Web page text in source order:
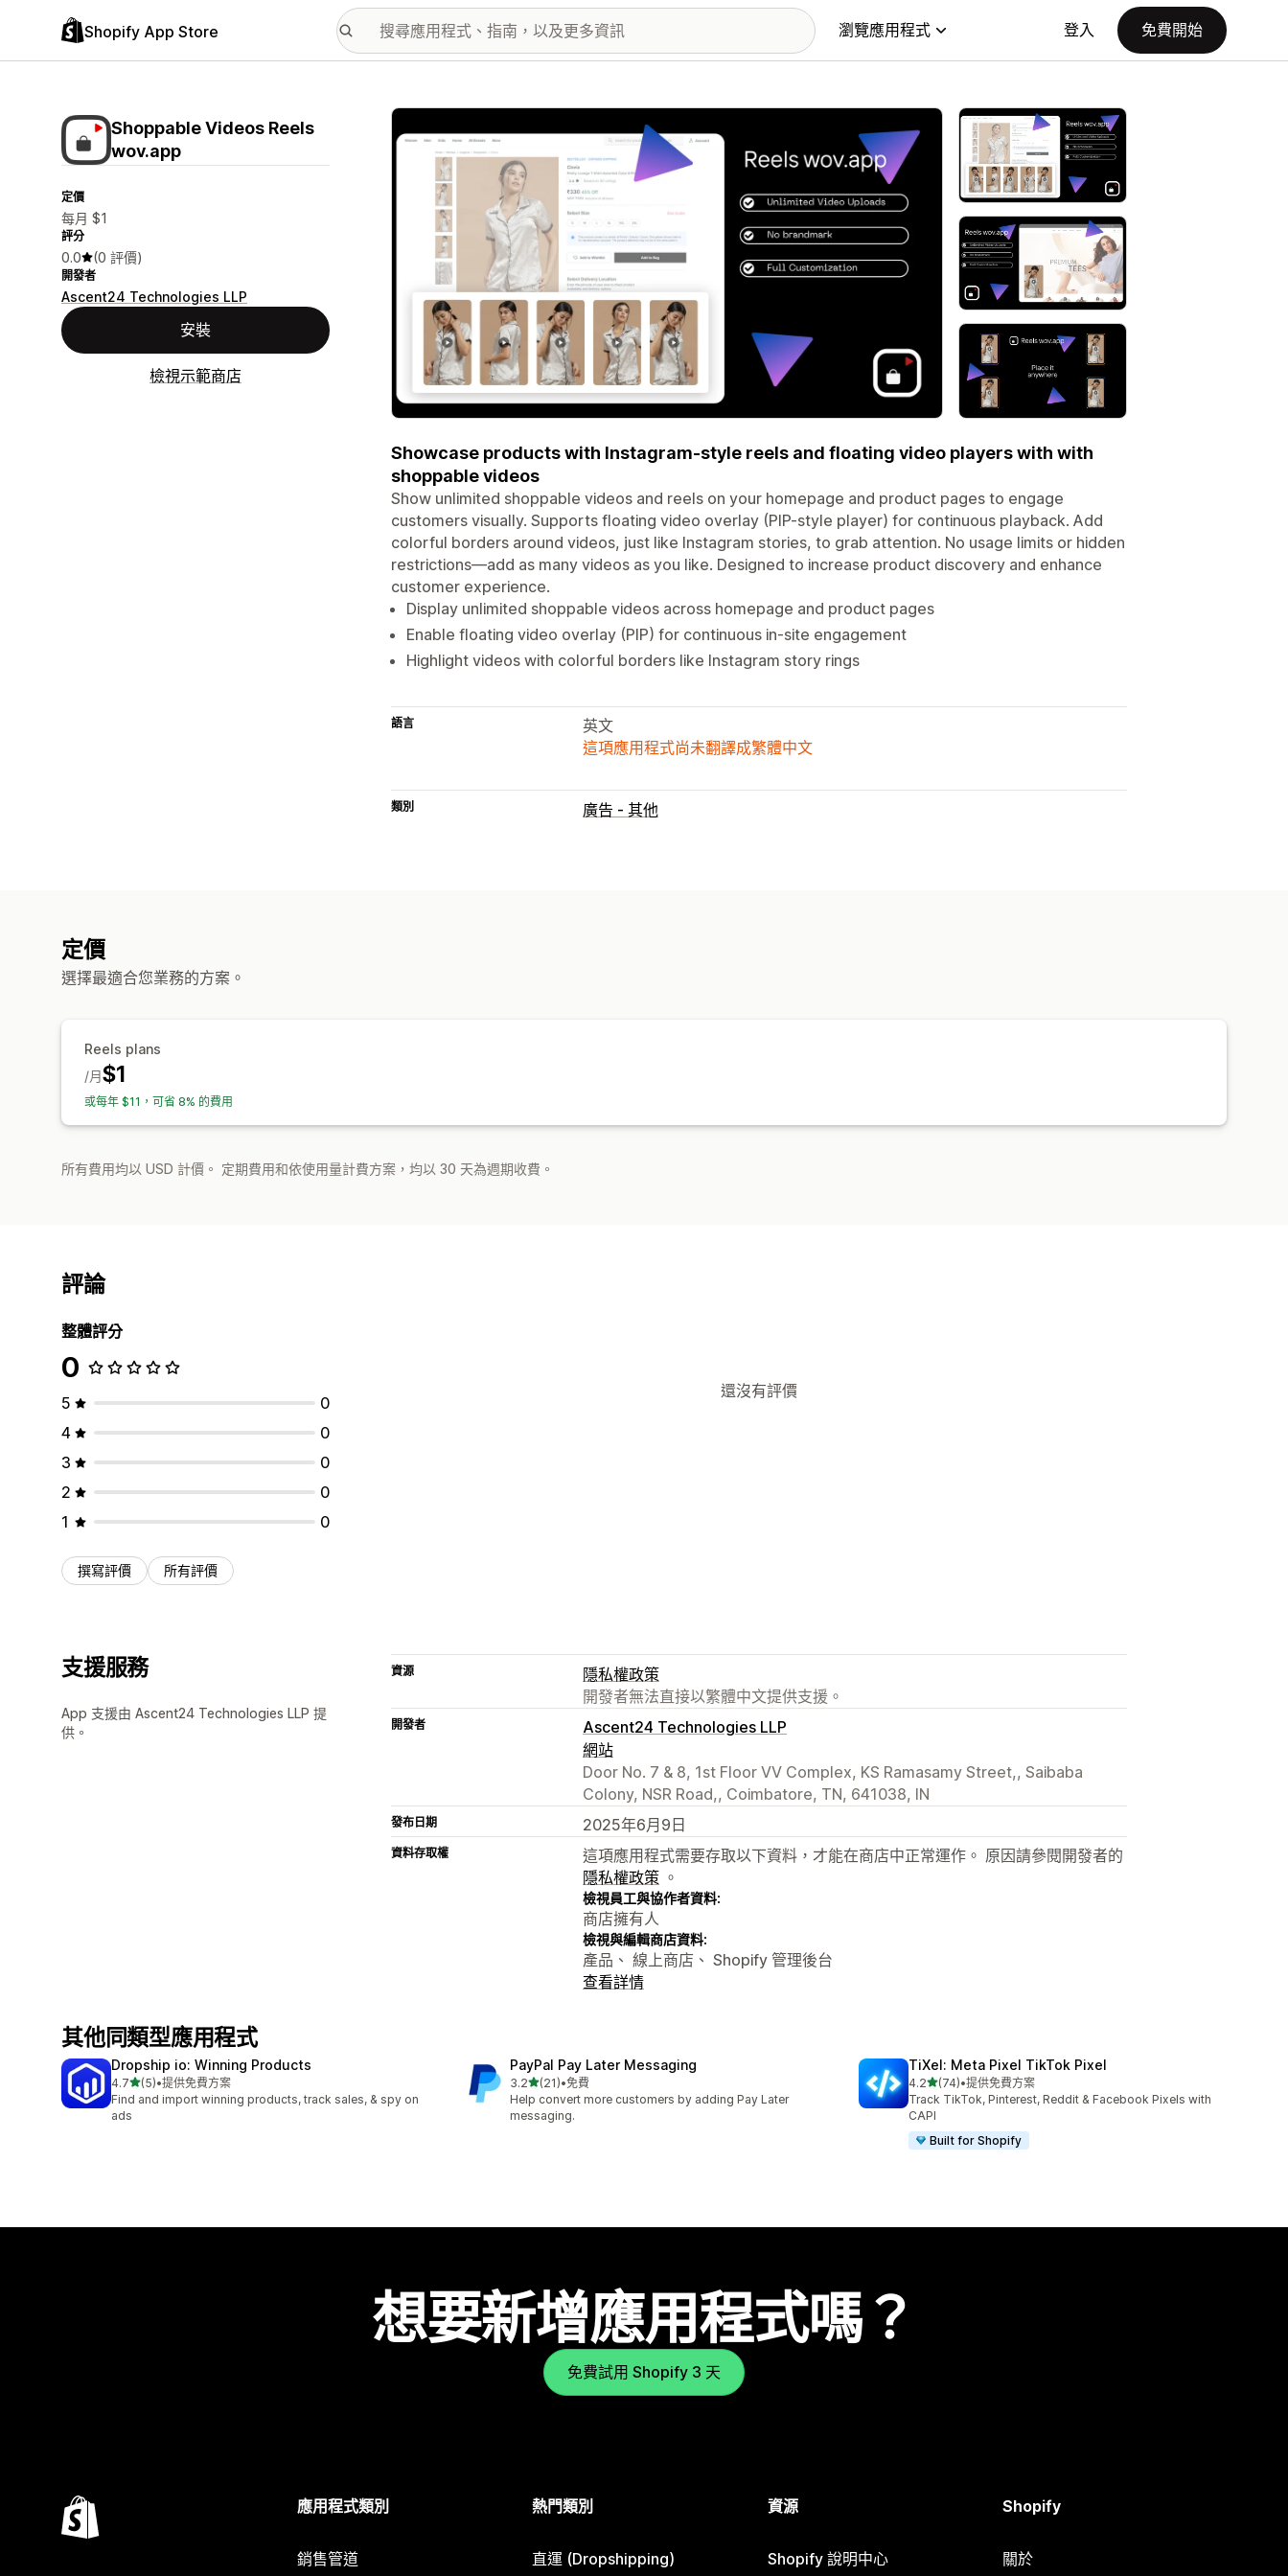
Shopify App Store 瀏覽應用程式 登入 免費開始
Shoppable Videos Reels
wov.app
定價
每月 $1
評分
0.0 (0 評價)
開發者
Ascent24 Technologies LLP
安裝
檢視示範商店
主要圖片圖庫
Showcase products with Instagram-style reels and floating video players with with
shoppable videos
Show unlimited shoppable videos and reels on your homepage and product pages to engage
customers visually. Supports floating video overlay (PIP-style player) for continuous playback. Add
colorful borders around videos, just like Instagram stories, to grab attention. No usage limits or hidden
restrictions—add as many videos as you like. Designed to increase product discovery and enhance
customer experience.
Display unlimited shoppable videos across homepage and product pages
Enable floating video overlay (PIP) for continuous in-site engagement
Highlight videos with colorful borders like Instagram story rings
語言
英文
這項應用程式尚未翻譯成繁體中文
類別 廣告 - 其他
定價
選擇最適合您業務的方案。
Reels plans
$1
/月
或每年 $11，可省 8% 的費用
所有費用均以 USD 計價。 定期費用和依使用量計費方案，均以 30 天為週期收費。
評論
整體評分
0
5
0
4
0
3
0
2
0
1
0
撰寫評價 所有評價
還沒有評價
支援服務
App 支援由 Ascent24 Technologies LLP 提
供。
資源
隱私權政策
開發者無法直接以繁體中文提供支援。
開發者
Ascent24 Technologies LLP
網站
Door No. 7 & 8, 1st Floor VV Complex, KS Ramasamy Street,, Saibaba
Colony, NSR Road,, Coimbatore, TN, 641038, IN
發布日期 2025年6月9日
資料存取權
這項應用程式需要存取以下資料，才能在商店中正常運作。 原因請參閱開發者的
隱私權政策 。
檢視員工與協作者資料:
商店擁有人
檢視與編輯商店資料:
產品、 線上商店、 Shopify 管理後台
查看詳情
其他同類型應用程式
Dropship io: Winning Products
4.7滿分 5 顆星
(5)
共有 5 則評價
•提供免費方案
Find and import winning products, track sales, & spy on
ads
PayPal Pay Later Messaging
3.2滿分 5 顆星
(21)
共有 21 則評價
•免費
Help convert more customers by adding Pay Later
messaging.
TiXel: Meta Pixel TikTok Pixel
4.2滿分 5 顆星
(74)
共有 74 則評價
•提供免費方案
Track TikTok, Pinterest, Reddit & Facebook Pixels with
CAPI
Built for Shopify
想要新增應用程式嗎？
免費試用 Shopify 3 天
應用程式類別
銷售管道
熱門類別
直運 (Dropshipping)
資源
Shopify 說明中心
Shopify
關於